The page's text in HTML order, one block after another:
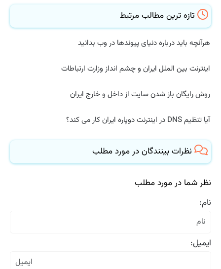
تازه ترین مطالب مرتبط
هرآنچه باید درباره دنیای پیوندها در وب بدانید
اینترنت بین الملل ایران و چشم انداز وزارت ارتباطات
روش رایگان باز شدن سایت از داخل و خارج ایران
آیا تنظیم DNS در اینترنت دوپاره ایران کار می کند؟
نظرات بینندگان در مورد مطلب
نظر شما در مورد مطلب
نام:
ایمیل: